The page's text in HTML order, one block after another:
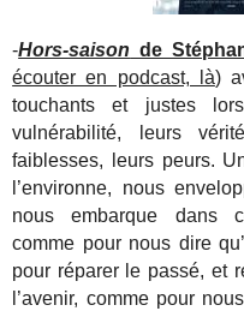
-Hors-saison de
écouter en podcast, là)
touchants et justes
vulnérabilité, leurs
faiblesses, leurs peurs.
l’environne, nous
nous embarque dans
comme pour nous dire
pour réparer le passé, et
l’avenir, comme pour